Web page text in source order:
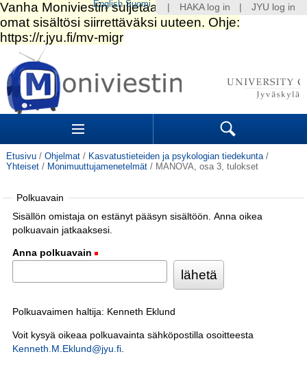
Siirry
sisältöön.
|
Siirry
navigointiin
Sections Search
Etusivu / Ohjelmat / Kasvatustieteiden ja psykologian tiedekunta /
Yhteiset / Monimuuttujamenetelmät / MANOVA, osa 3, tulokset
Polkuavain
Sisällön omistaja on estänyt pääsyn sisältöön. Anna oikea
polkuavain jatkaaksesi.
Anna polkuavain
Polkuavaimen haltija: Kenneth Eklund
Voit kysyä oikeaa polkuavainta sähköpostilla osoitteesta
Kenneth.M.Eklund@jyu.fi.
HAKA log in JYU log in
English Suomi